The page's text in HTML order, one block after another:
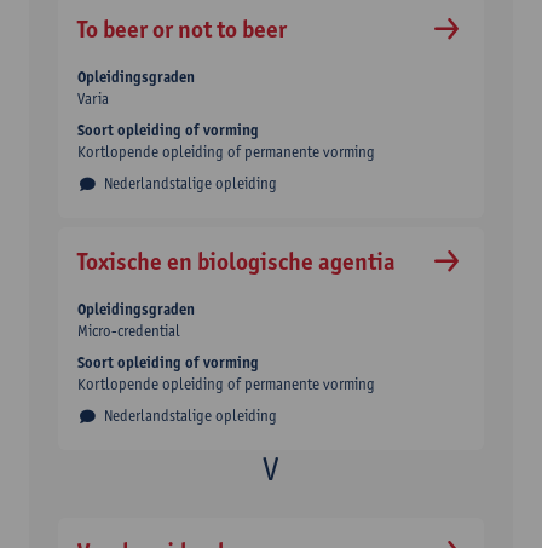
To beer or not to beer
Nederlandstalige opleiding
Opleidingsgraden
Varia
Soort opleiding of vorming
Kortlopende opleiding of permanente vorming
Toxische en biologische agentia
Nederlandstalige opleiding
Opleidingsgraden
Micro-credential
Soort opleiding of vorming
Kortlopende opleiding of permanente vorming